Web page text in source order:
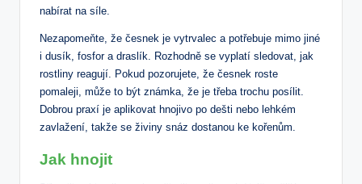
nabírat na síle.
Nezapomeňte, že česnek je vytrvalec a potřebuje mimo jiné
i dusík, fosfor a draslík. Rozhodně se vyplatí sledovat, jak
rostliny reagují. Pokud pozorujete, že česnek roste
pomaleji, může to být známka, že je třeba trochu posílit.
Dobrou praxí je aplikovat hnojivo po dešti nebo lehkém
zavlažení, takže se živiny snáz dostanou ke kořenům.
Jak hnojit